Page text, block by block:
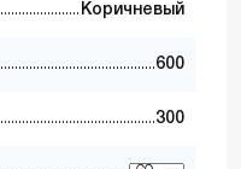
Коричневый
600
300